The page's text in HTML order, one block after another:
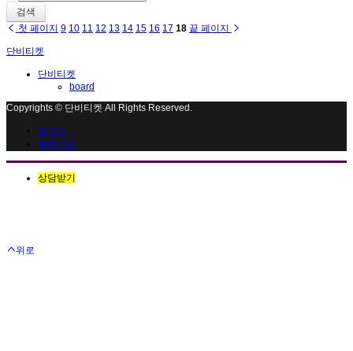
검색
첫 페이지 9 10 11 12 13 14 15 16 17 18 끝 페이지
단비티켓
단비티켓
board
Copyrights © 단비티켓 All Rights Reserved.
로그인
회원가입
상담받기
위로